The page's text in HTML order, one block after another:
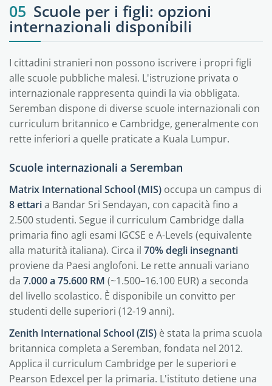
05 Scuole per i figli: opzioni
internazionali disponibili
I cittadini stranieri non possono iscrivere i propri figli
alle scuole pubbliche malesi. L'istruzione privata o
internazionale rappresenta quindi la via obbligata.
Seremban dispone di diverse scuole internazionali con
curriculum britannico e Cambridge, generalmente con
rette inferiori a quelle praticate a Kuala Lumpur.
Scuole internazionali a Seremban
Matrix International School (MIS) occupa un campus di
8 ettaria Bandar Sri Sendayan, con capacità fino a
2.500 studenti. Segue il curriculum Cambridge dalla
primaria fino agli esami IGCSE e A-Levels (equivalente
alla maturità italiana). Circa il 70% degli insegnanti
proviene da Paesi anglofoni. Le rette annuali variano
da 7.000 a 75.600 RM (~1.500–16.100 EUR) a seconda
del livello scolastico. È disponibile un convitto per
studenti delle superiori (12-19 anni).
Zenith International School (ZIS) è stata la prima scuola
britannica completa a Seremban, fondata nel 2012.
Applica il curriculum Cambridge per le superiori e
Pearson Edexcel per la primaria. L'istituto detiene una